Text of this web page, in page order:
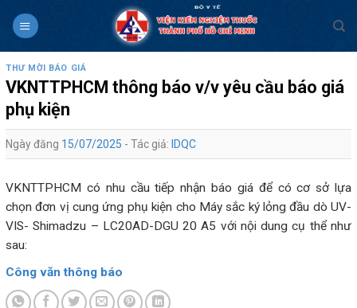
THƯ MỜI BÁO GIÁ
VKNTTPHCM thông báo v/v yêu cầu báo giá
phụ kiện
Ngày đăng 15/07/2025 - Tác giả: IDQC
VKNTTPHCM có nhu cầu tiếp nhận báo giá để có cơ sở lựa
chọn đơn vị cung ứng phụ kiện cho Máy sắc ký lỏng đầu dò UV-
VIS- Shimadzu – LC20AD-DGU 20 A5 với nội dung cụ thể như
sau:
Công văn thông báo